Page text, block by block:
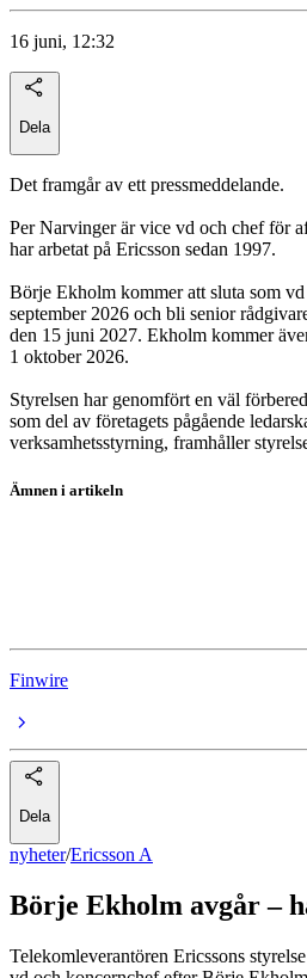
16 juni, 12:32
Dela
Det framgår av ett pressmeddelande.
Per Narvinger är vice vd och chef för
har arbetat på Ericsson sedan 1997.
Börje Ekholm kommer att sluta som
september 2026 och bli senior
den 15 juni 2027. Ekholm kommer
1 oktober 2026.
Styrelsen har genomfört en väl
som del av företagets pågående
verksamhetsstyrning, framhåller
Ämnen i artikeln
Finwire
Dela
nyheter/Ericsson A
Börje Ekholm avgår –
Telekomleverantören Ericssons